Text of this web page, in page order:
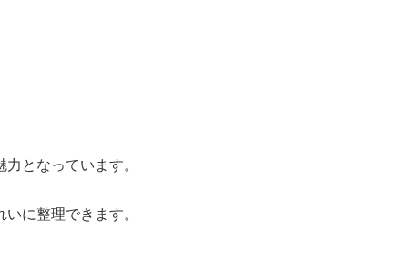
となっています。
に整理できます。